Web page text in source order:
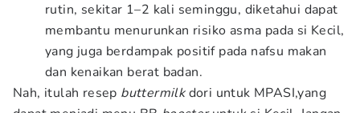
rutin, sekitar 1–2 kali seminggu, diketahui dapat
membantu menurunkan risiko asma pada si Kecil,
yang juga berdampak positif pada nafsu makan
dan kenaikan berat badan.
Nah, itulah resep buttermilkdori untuk MPASI,yang